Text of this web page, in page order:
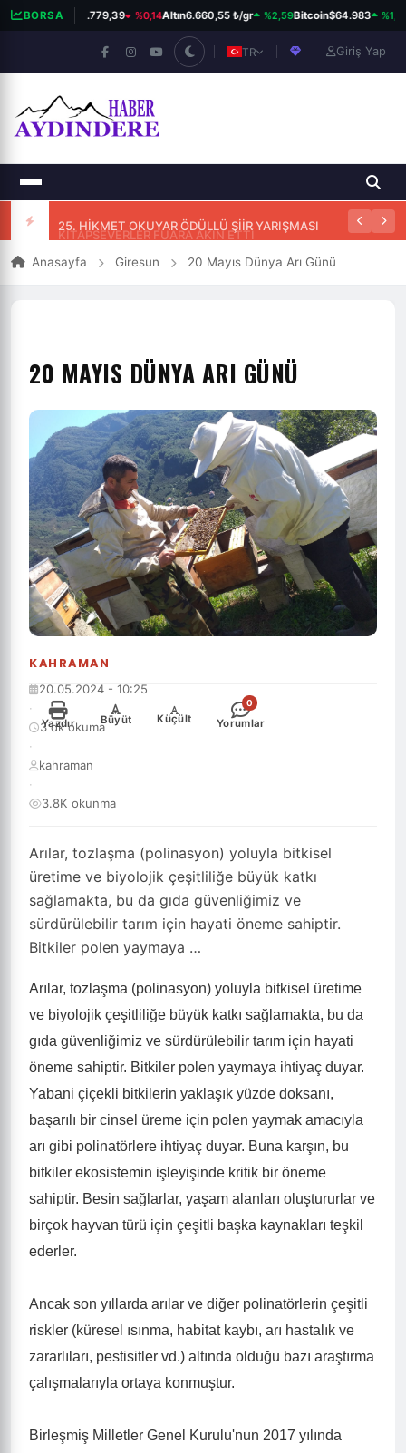
BORSA
BIST 100 13.779,39 %0,14Altın6.660,55 ₺/gr %2,59Bitcoin$64.983 %1,16
TR Giriş Yap
25. HİKMET OKUYAR ÖDÜLLÜ ŞİİR YARIŞMASI
Anasayfa Giresun 20 Mayıs Dünya Arı Günü
KAHRAMAN
20 MAYIS DÜNYA ARI GÜNÜ
Arılar, tozlaşma (polinasyon) yoluyla bitkisel
üretime ve biyolojik çeşitliliğe büyük katkı
sağlamakta, bu da gıda güvenliğimiz ve
sürdürülebilir tarım için hayati öneme sahiptir.
Bitkiler polen yaymaya …
20.05.2024 - 10:25
·
3 dk okuma
·
kahraman
·
3.8K okunma
Yazdır
+
Büyüt
-
Küçült
0
Yorumlar
Arılar, tozlaşma (polinasyon) yoluyla bitkisel üretime
ve biyolojik çeşitliliğe büyük katkı sağlamakta, bu da
gıda güvenliğimiz ve sürdürülebilir tarım için hayati
öneme sahiptir. Bitkiler polen yaymaya ihtiyaç duyar.
Yabani çiçekli bitkilerin yaklaşık yüzde doksanı,
başarılı bir cinsel üreme için polen yaymak amacıyla
arı gibi polinatörlere ihtiyaç duyar. Buna karşın, bu
bitkiler ekosistemin işleyişinde kritik bir öneme
sahiptir. Besin sağlarlar, yaşam alanları oluştururlar ve
birçok hayvan türü için çeşitli başka kaynakları teşkil
ederler.
Ancak son yıllarda arılar ve diğer polinatörlerin çeşitli
riskler (küresel ısınma, habitat kaybı, arı hastalık ve
zararlıları, pestisitler vd.) altında olduğu bazı araştırma
çalışmalarıyla ortaya konmuştur.
Birleşmiş Milletler Genel Kurulu'nun 2017 yılında